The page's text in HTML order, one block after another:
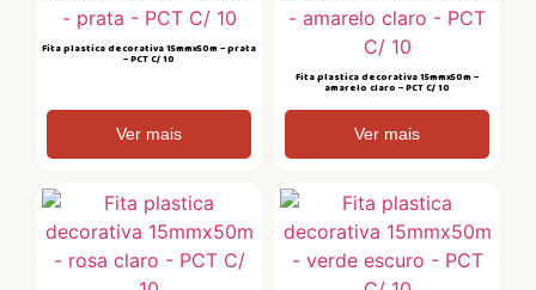
Fita plastica decorativa 15mmx50m – prata
– PCT C/ 10
Ver mais
Fita plastica decorativa 15mmx50m –
amarelo claro – PCT C/ 10
Ver mais